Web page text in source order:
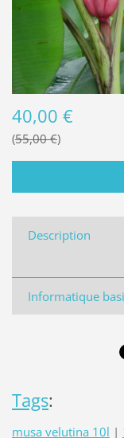
40,00 €
55,00 €
Description
Informatique
Tags:
musa velutina 10l |